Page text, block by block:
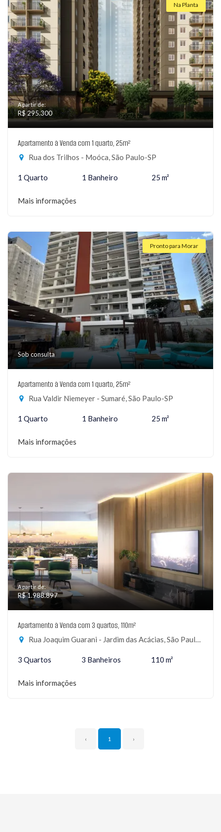
Na Planta
A partir de:
R$ 295.300
Apartamento à Venda com 1 quarto, 25m²
Rua dos Trilhos - Moóca, São Paulo-SP
1 Quarto 1 Banheiro 25 m²
Mais informações
Pronto para Morar
Sob consulta
Apartamento à Venda com 1 quarto, 25m²
Rua Valdir Niemeyer - Sumaré, São Paulo-SP
1 Quarto 1 Banheiro 25 m²
Mais informações
A partir de:
R$ 1.988.897
Apartamento à Venda com 3 quartos, 110m²
Rua Joaquim Guarani - Jardim das Acácias, São Paulo-SP
3 Quartos 3 Banheiros 110 m²
Mais informações
‹ 1 ›